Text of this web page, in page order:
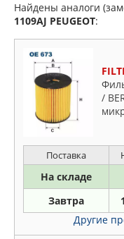
Найдены аналоги
1109AJ PEUGEOT:
/
Поставка
На складе
Завтра
Другие